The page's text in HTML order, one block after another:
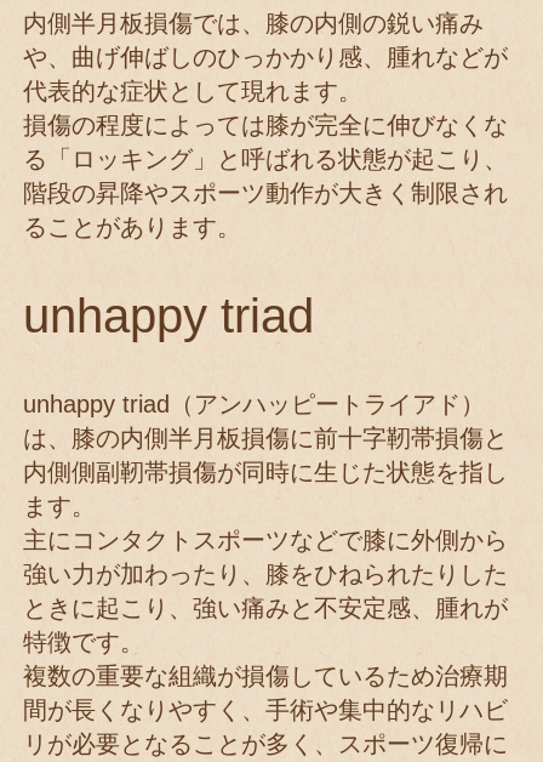
内側半月板損傷では、膝の内側の鋭い痛み
や、曲げ伸ばしのひっかかり感、腫れなどが
代表的な症状として現れます。
損傷の程度によっては膝が完全に伸びなくな
る「ロッキング」と呼ばれる状態が起こり、
階段の昇降やスポーツ動作が大きく制限され
ることがあります。
unhappy triad
unhappy triad（アンハッピートライアド）
は、膝の内側半月板損傷に前十字靭帯損傷と
内側側副靭帯損傷が同時に生じた状態を指し
ます。
主にコンタクトスポーツなどで膝に外側から
強い力が加わったり、膝をひねられたりした
ときに起こり、強い痛みと不安定感、腫れが
特徴です。
複数の重要な組織が損傷しているため治療期
間が長くなりやすく、手術や集中的なリハビ
リが必要となることが多く、スポーツ復帰に